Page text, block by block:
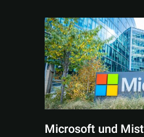
Microsoft und